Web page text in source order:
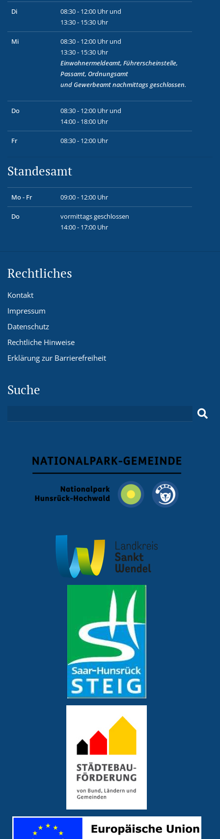
Di
08:30 - 12:00 Uhr und
13:30 - 15:30 Uhr
Mi
08:30 - 12:00 Uhr und
13:30 - 15:30 Uhr
Einwohnermeldeamt, Führerscheinstelle,
Passamt, Ordnungsamt
und Gewerbeamtnachmittags geschlossen.
Do
08:30 - 12:00 Uhr und
14:00 - 18:00 Uhr
Fr 08:30 - 12:00 Uhr
Standesamt
Mo - Fr 09:00 - 12:00 Uhr
Do
vormittags geschlossen
14:00 - 17:00 Uhr
Rechtliches
Kontakt
Impressum
Datenschutz
Rechtliche Hinweise
Erklärung zur Barrierefreiheit
Suche